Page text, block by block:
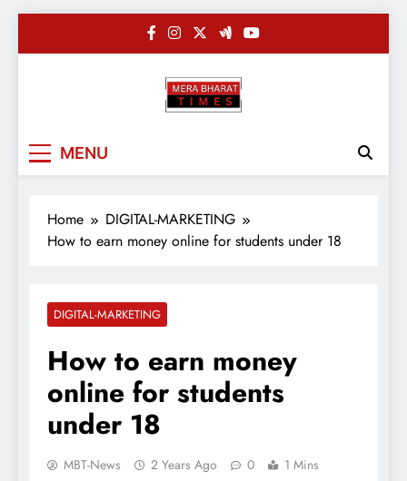
MENU
Home
DIGITAL-MARKETING
How to earn money online for students under 18
DIGITAL-MARKETING
How to earn money
online for students
under 18
MBT-News 2 Years Ago 0 1 Mins